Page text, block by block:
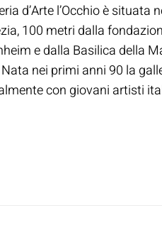
d’Arte l’Occhio è situata
100 metri dalla
e dalla Basilica della
nei primi anni 90 la
con giovani artisti